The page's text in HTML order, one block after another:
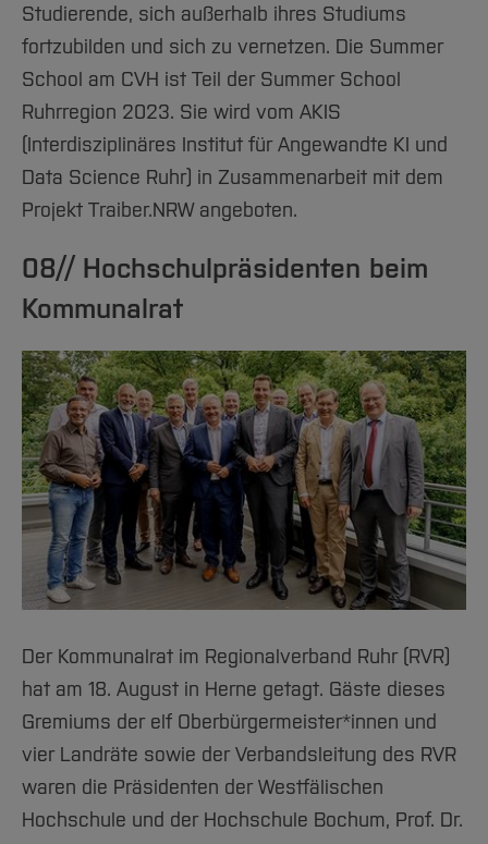
Studierende, sich außerhalb ihres Studiums
fortzubilden und sich zu vernetzen. Die Summer
School am CVH ist Teil der Summer School
Ruhrregion 2023. Sie wird vom AKIS
(Interdisziplinäres Institut für Angewandte KI und
Data Science Ruhr) in Zusammenarbeit mit dem
Projekt Traiber.NRW angeboten.
08// Hochschulpräsidenten beim
Kommunalrat
Der Kommunalrat im Regionalverband Ruhr (RVR)
hat am 18. August in Herne getagt. Gäste dieses
Gremiums der elf Oberbürgermeister*innen und
vier Landräte sowie der Verbandsleitung des RVR
waren die Präsidenten der Westfälischen
Hochschule und der Hochschule Bochum, Prof. Dr.